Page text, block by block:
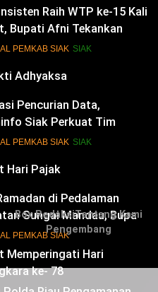
Adhyaksa
Hari Pajak
Memperingati Hari
ke- 78
Raih WTP ke-15 Kali
Bupati Afni Tekankan
Tata Kelola Keuangan
PEMKAB SIAK SIAK
Pencurian Data,
Siak Perkuat Tim
Insiden Siber Mendukung
PEMKAB SIAK SIAK
di Pedalaman
Sungai Mandau, Bupati
Aspirasi Warga
PEMKAB SIAK
Box RedaksiTentang Kami
Pengembang